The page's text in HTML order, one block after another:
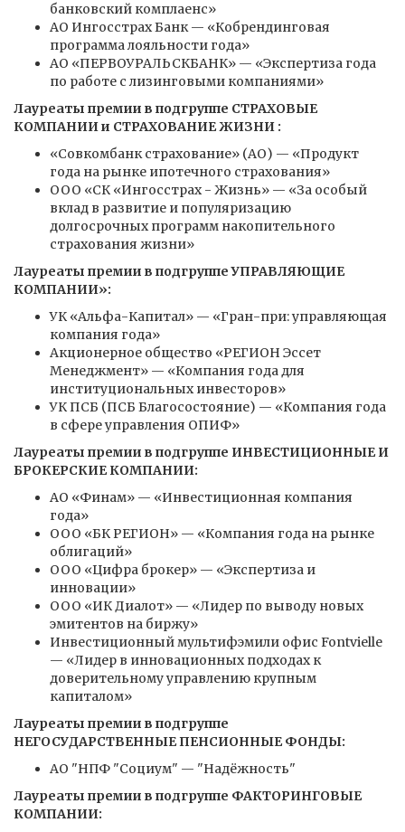
банковский комплаенс»
АО Ингосстрах Банк — «Кобрендинговая
программа лояльности года»
АО «ПЕРВОУРАЛЬСКБАНК» — «Экспертиза года
по работе с лизинговыми компаниями»
Лауреаты премии в подгруппе СТРАХОВЫЕ
КОМПАНИИ и СТРАХОВАНИЕ ЖИЗНИ :
«Совкомбанк страхование» (АО) — «Продукт
года на рынке ипотечного страхования»
ООО «СК «Ингосстрах - Жизнь» — «За особый
вклад в развитие и популяризацию
долгосрочных программ накопительного
страхования жизни»
Лауреаты премии в подгруппе УПРАВЛЯЮЩИЕ
КОМПАНИИ»:
УК «Альфа-Капитал» — «Гран-при: управляющая
компания года»
Акционерное общество «РЕГИОН Эссет
Менеджмент» — «Компания года для
институциональных инвесторов»
УК ПСБ (ПСБ Благосостояние) — «Компания года
в сфере управления ОПИФ»
Лауреаты премии в подгруппе ИНВЕСТИЦИОННЫЕ И
БРОКЕРСКИЕ КОМПАНИИ:
АО «Финам» — «Инвестиционная компания
года»
ООО «БК РЕГИОН» — «Компания года на рынке
облигаций»
ООО «Цифра брокер» — «Экспертиза и
инновации»
ООО «ИК Диалот» — «Лидер по выводу новых
эмитентов на биржу»
Инвестиционный мультифэмили офис Fontvielle
— «Лидер в инновационных подходах к
доверительному управлению крупным
капиталом»
Лауреаты премии в подгруппе
НЕГОСУДАРСТВЕННЫЕ ПЕНСИОННЫЕ ФОНДЫ:
АО "НПФ "Социум" — "Надёжность"
Лауреаты премии в подгруппе ФАКТОРИНГОВЫЕ
КОМПАНИИ: